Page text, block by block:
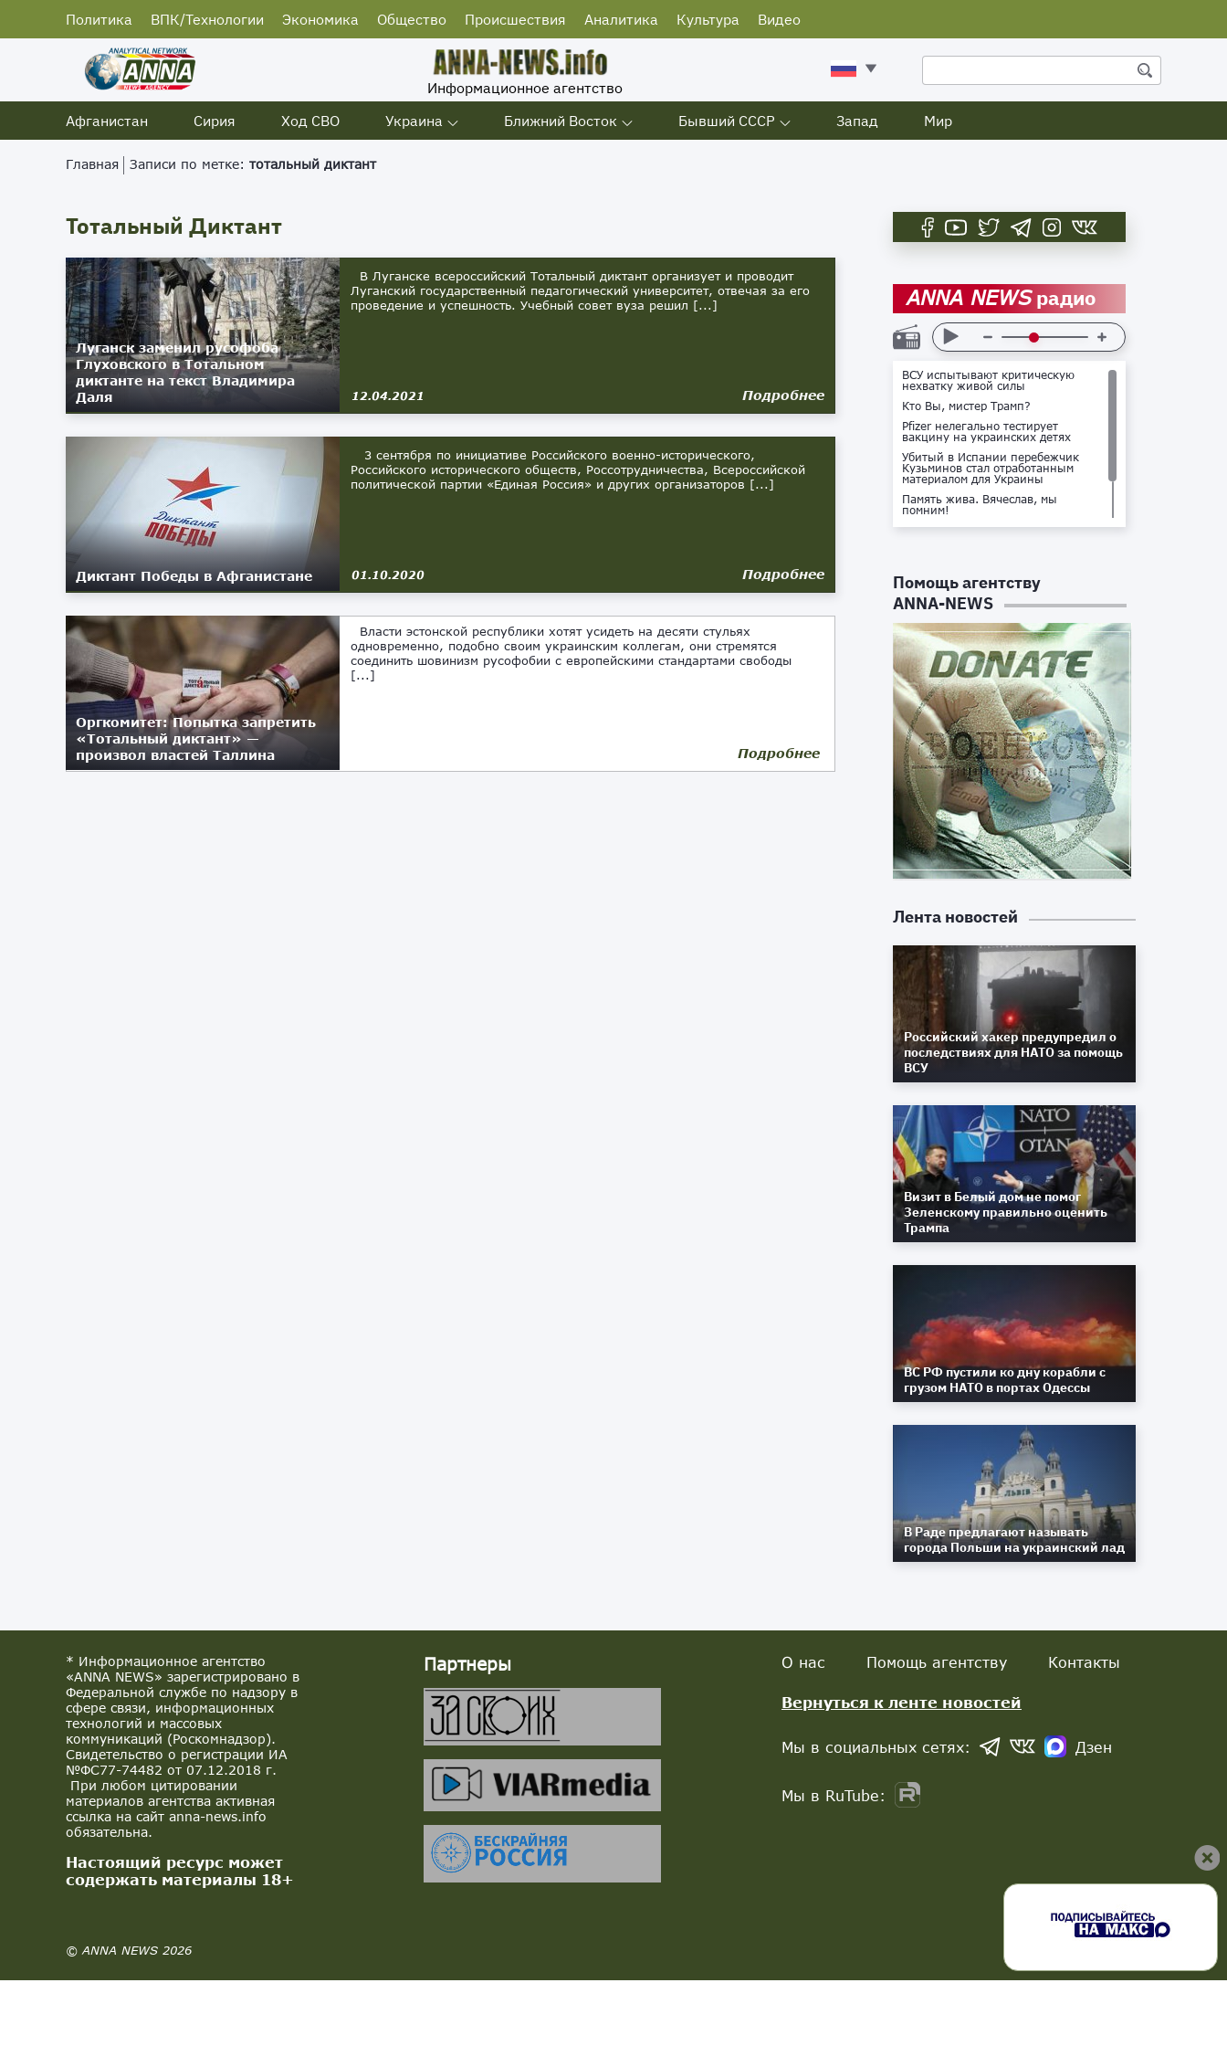
Политика ВПК/Технологии Экономика Общество Происшествия Аналитика Культура Видео
Информационное агентство
Афганистан
Сирия Ход СВО Украина Ближний Восток Бывший СССР Запад Мир
Главная Записи по метке: тотальный диктант
Тотальный Диктант
Луганск заменил русофоба
Глуховского в Тотальном
диктанте на текст Владимира
Даля
В Луганске всероссийский Тотальный диктант организует и проводит
Луганский государственный педагогический университет, отвечая за его
проведение и успешность. Учебный совет вуза решил [...]
12.04.2021 Подробнее
Диктант Победы в Афганистане
3 сентября по инициативе Российского военно-исторического,
Российского исторического обществ, Россотрудничества, Всероссийской
политической партии «Единая Россия» и других организаторов [...]
01.10.2020 Подробнее
Оргкомитет: Попытка запретить
«Тотальный диктант» —
произвол властей Таллина
Власти эстонской республики хотят усидеть на десяти стульях
одновременно, подобно своим украинским коллегам, они стремятся
соединить шовинизм русофобии с европейскими стандартами свободы
[...]
10.02.2019 Подробнее
ANNA NEWSрадио
ВСУ испытывают критическую
нехватку живой силы
Кто Вы, мистер Трамп?
Pfizer нелегально тестирует
вакцину на украинских детях
Убитый в Испании перебежчик
Кузьминов стал отработанным
материалом для Украины
Память жива. Вячеслав, мы
помним!
Не доставайся ты никому!
Помощь агентству
ANNA-NEWS
Лента новостей
Российский хакер предупредил о
последствиях для НАТО за помощь
ВСУ
Визит в Белый дом не помог
Зеленскому правильно оценить
Трампа
ВС РФ пустили ко дну корабли с
грузом НАТО в портах Одессы
В Раде предлагают называть
города Польши на украинский лад
* Информационное агентство
«ANNA NEWS» зарегистрировано в
Федеральной службе по надзору в
сфере связи, информационных
технологий и массовых
коммуникаций (Роскомнадзор).
Свидетельство о регистрации ИА
№ФС77-74482 от 07.12.2018 г.
При любом цитировании
материалов агентства активная
ссылка на сайт anna-news.info
обязательна.
Настоящий ресурс может
содержать материалы 18+
© ANNA NEWS 2026
Партнеры О нас Помощь агентству Контакты
Вернуться к ленте новостей
Мы в социальных сетях: Дзен
Мы в RuTube: